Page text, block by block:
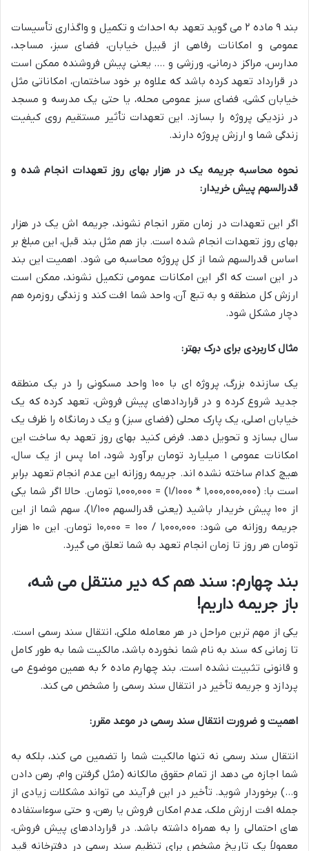
بند ۹ ماده ۲ می گوید تعهد به احداث و تکمیل و واگذاری تأسیسات
عمومی و امکانات رفاهی از قبیل خیابان، فضای سبز، مساجد،
مدارس، مراکز درمانی، ورزشی و …. یعنی پیش فروشنده ممکن است
در قرارداد تعهد کرده باشد که علاوه بر خود ساختمان، امکاناتی مثل
خیابان کشی، فضای سبز عمومی محله، یا حتی یک مدرسه و مسجد
در نزدیکی پروژه را بسازد. این تعهدات تأثیر مستقیم روی کیفیت
زندگی شما و ارزش پروژه دارند.
نحوه محاسبه جریمه یک در هزار بهای روز تعهدات انجام شده و
قدرالسهم پیش خریدار:
اگر این تعهدات در زمان مقرر انجام نشوند، جریمه اش یک در هزار
بهای روز تعهدات انجام شده است. باز هم مثل بند قبل، این مبلغ بر
اساس قدرالسهم شما از کل پروژه محاسبه می شود. اهمیت این بند
در این است که اگر این امکانات عمومی تکمیل نشوند، ممکن است
ارزش کل منطقه و به تبع آن، واحد شما افت کند و زندگی روزمره هم
دچار مشکل شود.
مثال کاربردی برای درک بهتر:
یک سازنده بزرگ، پروژه ای با ۱۰۰ واحد مسکونی را در یک منطقه
جدید شروع کرده و در قراردادهای پیش فروش، تعهد کرده که یک
خیابان اصلی، یک پارک محلی (فضای سبز) و یک درمانگاه را ظرف یک
سال بسازد و تحویل دهد. فرض کنید بهای روز تعهد به ساخت این
امکانات عمومی ۱ میلیارد تومان برآورد شود، اما پس از یک سال،
هیچ کدام ساخته نشده اند. جریمه روزانه این عدم انجام تعهد برابر
است با: (۱,۰۰۰,۰۰۰,۰۰۰ * ۱/۱۰۰۰) = ۱,۰۰۰,۰۰۰ تومان. حالا اگر شما یکی
از ۱۰۰ پیش خریدار باشید (یعنی قدرالسهم ۱/۱۰۰)، سهم شما از این
جریمه روزانه می شود: ۱,۰۰۰,۰۰۰ / ۱۰۰ = ۱۰,۰۰۰ تومان. این ۱۰ هزار
تومان هر روز تا زمان انجام تعهد به شما تعلق می گیرد.
بند چهارم: سند هم که دیر منتقل می شه،
باز جریمه داریم!
یکی از مهم ترین مراحل در هر معامله ملکی، انتقال سند رسمی است.
تا زمانی که سند به نام شما نخورده باشد، مالکیت شما به طور کامل
و قانونی تثبیت نشده است. بند چهارم ماده ۶ به همین موضوع می
پردازد و جریمه تأخیر در انتقال سند رسمی را مشخص می کند.
اهمیت و ضرورت انتقال سند رسمی در موعد مقرر:
انتقال سند رسمی نه تنها مالکیت شما را تضمین می کند، بلکه به
شما اجازه می دهد از تمام حقوق مالکانه (مثل گرفتن وام، رهن دادن
و…) برخوردار شوید. تأخیر در این فرآیند می تواند مشکلات زیادی از
جمله افت ارزش ملک، عدم امکان فروش یا رهن، و حتی سوءاستفاده
های احتمالی را به همراه داشته باشد. در قراردادهای پیش فروش،
معمولاً یک تاریخ مشخص برای تنظیم سند رسمی در دفترخانه قید